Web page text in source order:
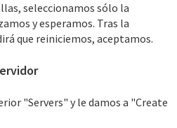
seleccionamos sólo la
y esperamos. Tras la
que reiniciemos, aceptamos.
"Servers" y le damos a "Create